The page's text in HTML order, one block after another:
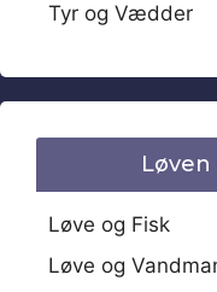
Tyr og Vædder
Løve og Fisk
Løve og